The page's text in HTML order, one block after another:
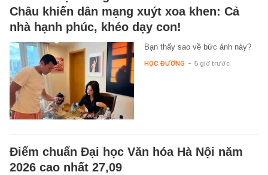
Châu khiến dân mạng xuýt xoa khen: Cả
nhà hạnh phúc, khéo dạy con!
Bạn thấy sao về bức ảnh này?
HỌC ĐƯỜNG - 5 giờ trước
Điểm chuẩn Đại học Văn hóa Hà Nội năm
2026 cao nhất 27,09